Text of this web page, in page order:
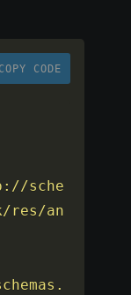
COPY CODE
sche
res/an